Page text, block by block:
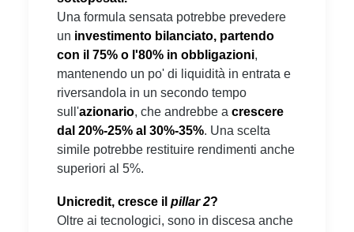
Una formula sensata potrebbe prevedere
un investimento bilanciato, partendo
con il 75% o l'80% in obbligazioni,
mantenendo un po' di liquidità in entrata e
riversandola in un secondo tempo
sull'azionario, che andrebbe a crescere
dal 20%-25% al 30%-35%. Una scelta
simile potrebbe restituire rendimenti anche
superiori al 5%.
Unicredit, cresce il pillar 2?
Oltre ai tecnologici, sono in discesa anche